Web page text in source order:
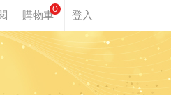
0